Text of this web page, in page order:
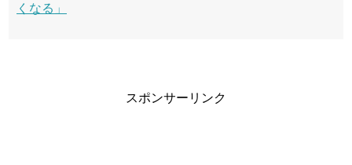
くなる」
スポンサーリンク